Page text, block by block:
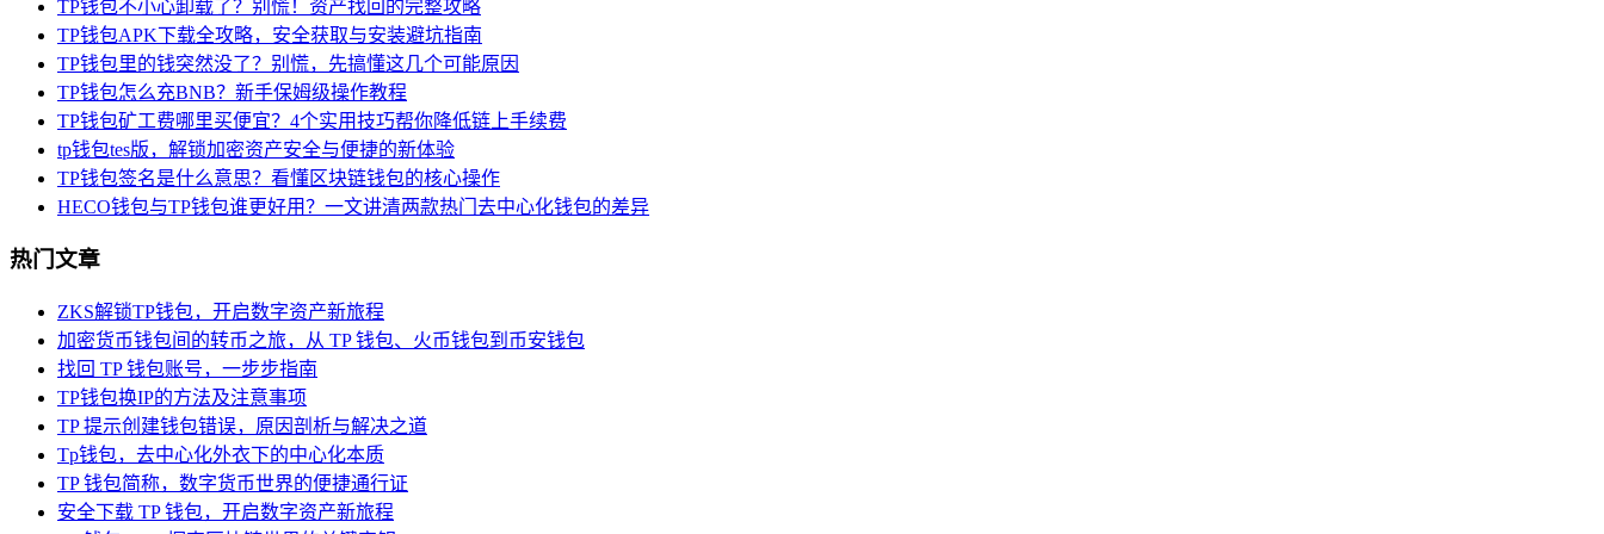
TP钱包不小心卸载了？别慌！资产找回的完整攻略
TP钱包APK下载全攻略，安全获取与安装避坑指南
TP钱包里的钱突然没了？别慌，先搞懂这几个可能原因
TP钱包怎么充BNB？新手保姆级操作教程
TP钱包矿工费哪里买便宜？4个实用技巧帮你降低链上手续费
tp钱包tes版，解锁加密资产安全与便捷的新体验
TP钱包签名是什么意思？看懂区块链钱包的核心操作
HECO钱包与TP钱包谁更好用？一文讲清两款热门去中心化钱包的差异
热门文章
ZKS解锁TP钱包，开启数字资产新旅程
加密货币钱包间的转币之旅，从 TP 钱包、火币钱包到币安钱包
找回 TP 钱包账号，一步步指南
TP钱包换IP的方法及注意事项
TP 提示创建钱包错误，原因剖析与解决之道
Tp钱包，去中心化外衣下的中心化本质
TP 钱包简称，数字货币世界的便捷通行证
安全下载 TP 钱包，开启数字资产新旅程